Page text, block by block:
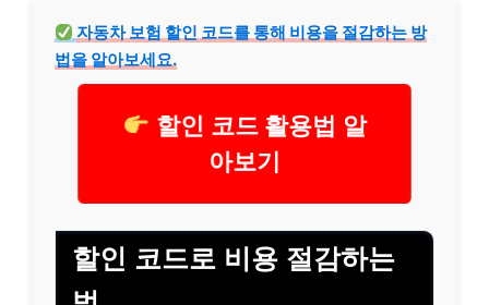
자동차 보험 할인 코드를 통해 비용을 절감하는 방
법을 알아보세요.
할인 코드 활용법 알
아보기
할인 코드로 비용 절감하는